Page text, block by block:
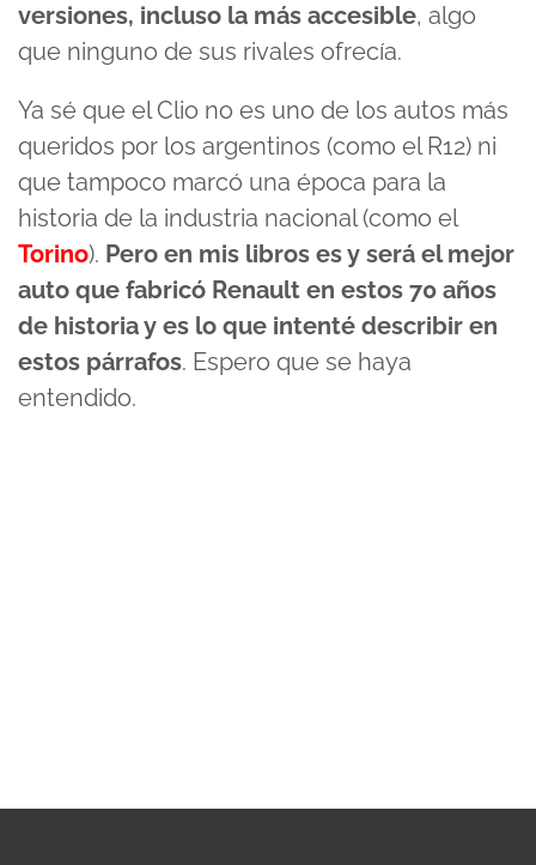
versiones, incluso la más accesible, algo
que ninguno de sus rivales ofrecía.
Ya sé que el Clio no es uno de los autos más
queridos por los argentinos (como el R12) ni
que tampoco marcó una época para la
historia de la industria nacional (como el
Torino). Pero en mis libros es y será el mejor
auto que fabricó Renault en estos 70 años
de historia y es lo que intenté describir en
estos párrafos. Espero que se haya
entendido.